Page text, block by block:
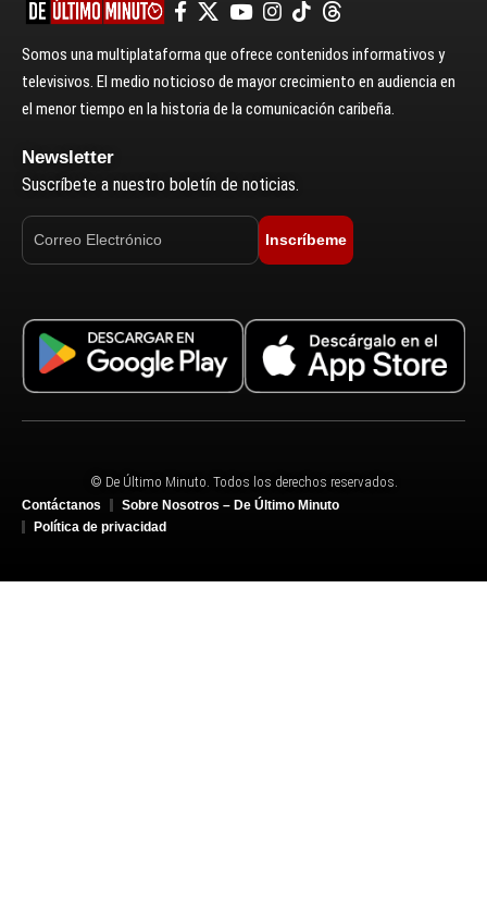
Somos una multiplataforma que ofrece contenidos informativos y
televisivos. El medio noticioso de mayor crecimiento en audiencia en
el menor tiempo en la historia de la comunicación caribeña.
Newsletter
Suscríbete a nuestro boletín de noticias.
Inscríbeme
© De Último Minuto. Todos los derechos reservados.
Contáctanos
Sobre Nosotros – De Último Minuto
Política de privacidad